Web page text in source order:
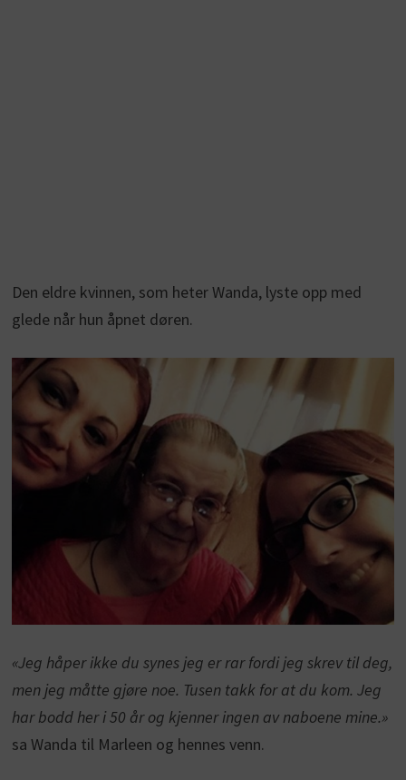
Den eldre kvinnen, som heter Wanda, lyste opp med
glede når hun åpnet døren.
«Jeg håper ikke du synes jeg er rar fordi jeg skrev til deg,
men jeg måtte gjøre noe. Tusen takk for at du kom. Jeg
har bodd her i 50 år og kjenner ingen av naboene mine.»
sa Wanda til Marleen og hennes venn.